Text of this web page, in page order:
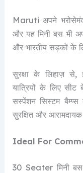
Maruti अपने
और यह मिनी बस भी
और भारतीय सड़कों के
सुरक्षा के लिहाज़ से,
यात्रियों के लिए सीट
सस्पेंशन सिस्टम बैम्प्स
सुरक्षित और आरामदायक
Ideal For
30 Seater मिनी